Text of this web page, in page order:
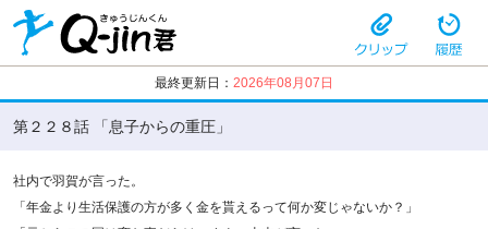
最終更新日： 2026年08月07日
第２２８話 「息子からの重圧」
社内で羽賀が言った。
「年金より生活保護の方が多く金を貰えるって何か変じゃないか？」